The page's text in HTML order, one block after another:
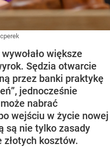
większe
Sędzia otwarcie
przez banki praktykę
jednocześnie
nabrać
wejściu w życie nowej
są nie tylko zasady
kosztów.